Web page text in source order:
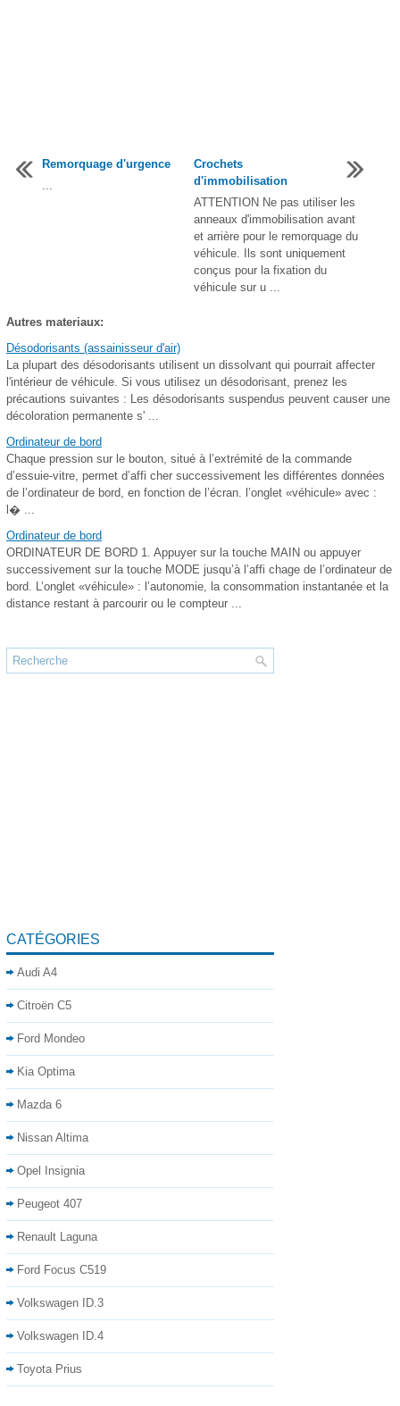
Remorquage d'urgence
...
Crochets
d'immobilisation
ATTENTION Ne pas utiliser les
anneaux d'immobilisation avant
et arrière pour le remorquage du
véhicule. Ils sont uniquement
conçus pour la fixation du
véhicule sur u ...
Autres materiaux:
Désodorisants (assainisseur d'air)
La plupart des désodorisants utilisent un dissolvant qui pourrait affecter
l'intérieur de véhicule. Si vous utilisez un désodorisant, prenez les
précautions suivantes : Les désodorisants suspendus peuvent causer une
décoloration permanente s' ...
Ordinateur de bord
Chaque pression sur le bouton, situé à l’extrémité de la commande
d’essuie-vitre, permet d’affi cher successivement les différentes données
de l’ordinateur de bord, en fonction de l’écran. l’onglet «véhicule» avec :
l� ...
Ordinateur de bord
ORDINATEUR DE BORD 1. Appuyer sur la touche MAIN ou appuyer
successivement sur la touche MODE jusqu’à l’affi chage de l’ordinateur de
bord. L’onglet «véhicule» : l’autonomie, la consommation instantanée et la
distance restant à parcourir ou le compteur ...
CATÉGORIES
Audi A4
Citroën C5
Ford Mondeo
Kia Optima
Mazda 6
Nissan Altima
Opel Insignia
Peugeot 407
Renault Laguna
Ford Focus C519
Volkswagen ID.3
Volkswagen ID.4
Toyota Prius